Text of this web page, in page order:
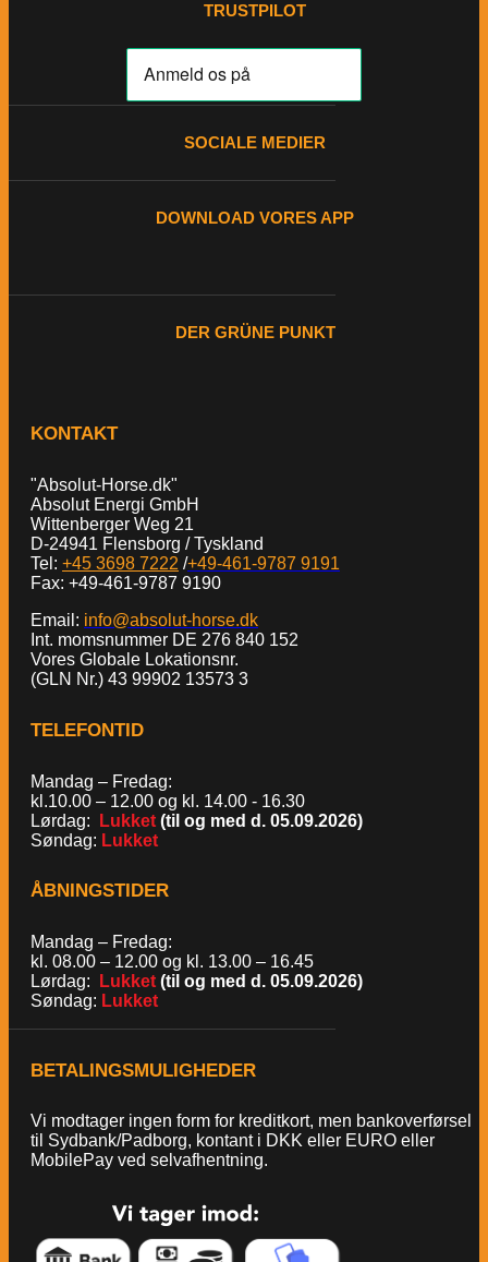
TRUSTPILOT
SOCIALE MEDIER
DOWNLOAD VORES APP
DER GRÜNE PUNKT
KONTAKT
"Absolut-Horse.dk"
Absolut Energi GmbH
Wittenberger Weg 21
D-24941 Flensborg / Tyskland
Tel: +45 3698 7222 /+49-461-9787 9191
Fax: +49-461-9787 9190
Email: info@absolut-horse.dk
Int. momsnummer DE 276 840 152
Vores Globale Lokationsnr.
(GLN Nr.) 43 99902 13573 3
TELEFONTID
Mandag – Fredag:
kl.10.00 – 12.00 og kl. 14.00 - 16.30
Lørdag:
Lukket (til og med d. 05.09.2026)
Søndag: Lukket
ÅBNINGSTIDER
Mandag – Fredag:
kl. 08.00 – 12.00 og kl. 13.00 – 16.45
Lørdag:
Lukket (til og med d. 05.09.2026)
Søndag: Lukket
BETALINGSMULIGHEDER
Vi modtager ingen form for kreditkort, men bankoverførsel
til Sydbank/Padborg, kontant i DKK eller EURO eller
MobilePay ved selvafhentning.